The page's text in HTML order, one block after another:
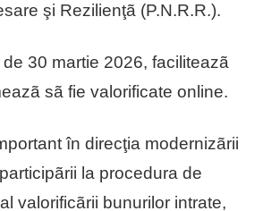
şi Rezilienţã (P.N.R.R.).
30 martie 2026, faciliteazã
sã fie valorificate online.
în direcţia modernizãrii
la procedura de
valorificãrii bunurilor intrate,